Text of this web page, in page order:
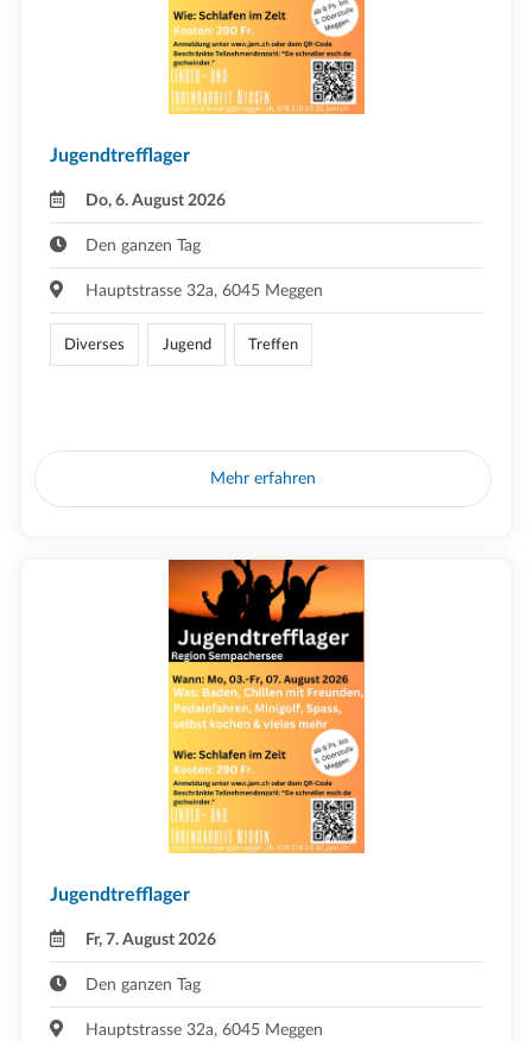
Jugendtrefflager
Do, 6. August 2026
Den ganzen Tag
Hauptstrasse 32a, 6045 Meggen
Diverses Jugend Treffen
Mehr erfahren
Jugendtrefflager
Fr, 7. August 2026
Den ganzen Tag
Hauptstrasse 32a, 6045 Meggen